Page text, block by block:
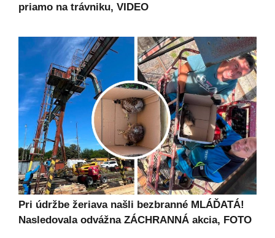
priamo na trávniku, VIDEO
Pri údržbe žeriava našli bezbranné MLÁĎATÁ!
Nasledovala odvážna ZÁCHRANNÁ akcia, FOTO